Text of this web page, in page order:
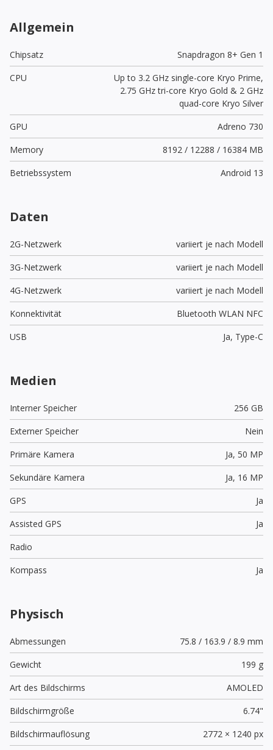
Allgemein
Chipsatz
Snapdragon 8+ Gen 1
CPU
Up to 3.2 GHz single-core Kryo Prime,
2.75 GHz tri-core Kryo Gold & 2 GHz
quad-core Kryo Silver
GPU
Adreno 730
Memory
8192 / 12288 / 16384 MB
Betriebssystem
Android 13
Daten
2G-Netzwerk
variiert je nach Modell
3G-Netzwerk
variiert je nach Modell
4G-Netzwerk
variiert je nach Modell
Konnektivität
Bluetooth WLAN NFC
USB
Ja, Type-C
Medien
Interner Speicher
256 GB
Externer Speicher
Nein
Primäre Kamera
Ja, 50 MP
Sekundäre Kamera
Ja, 16 MP
GPS
Ja
Assisted GPS
Ja
Radio
Kompass
Ja
Physisch
Abmessungen
75.8 / 163.9 / 8.9 mm
Gewicht
199 g
Art des Bildschirms
AMOLED
Bildschirmgröße
6.74"
Bildschirmauflösung
2772 × 1240 px